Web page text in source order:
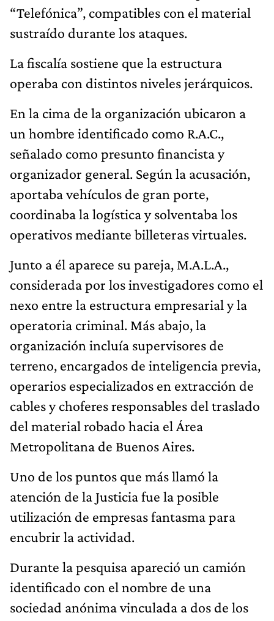
“Telefónica”, compatibles con el material
sustraído durante los ataques.
La fiscalía sostiene que la estructura
operaba con distintos niveles jerárquicos.
En la cima de la organización ubicaron a
un hombre identificado como R.A.C.,
señalado como presunto financista y
organizador general. Según la acusación,
aportaba vehículos de gran porte,
coordinaba la logística y solventaba los
operativos mediante billeteras virtuales.
Junto a él aparece su pareja, M.A.L.A.,
considerada por los investigadores como el
nexo entre la estructura empresarial y la
operatoria criminal. Más abajo, la
organización incluía supervisores de
terreno, encargados de inteligencia previa,
operarios especializados en extracción de
cables y choferes responsables del traslado
del material robado hacia el Área
Metropolitana de Buenos Aires.
Uno de los puntos que más llamó la
atención de la Justicia fue la posible
utilización de empresas fantasma para
encubrir la actividad.
Durante la pesquisa apareció un camión
identificado con el nombre de una
sociedad anónima vinculada a dos de los